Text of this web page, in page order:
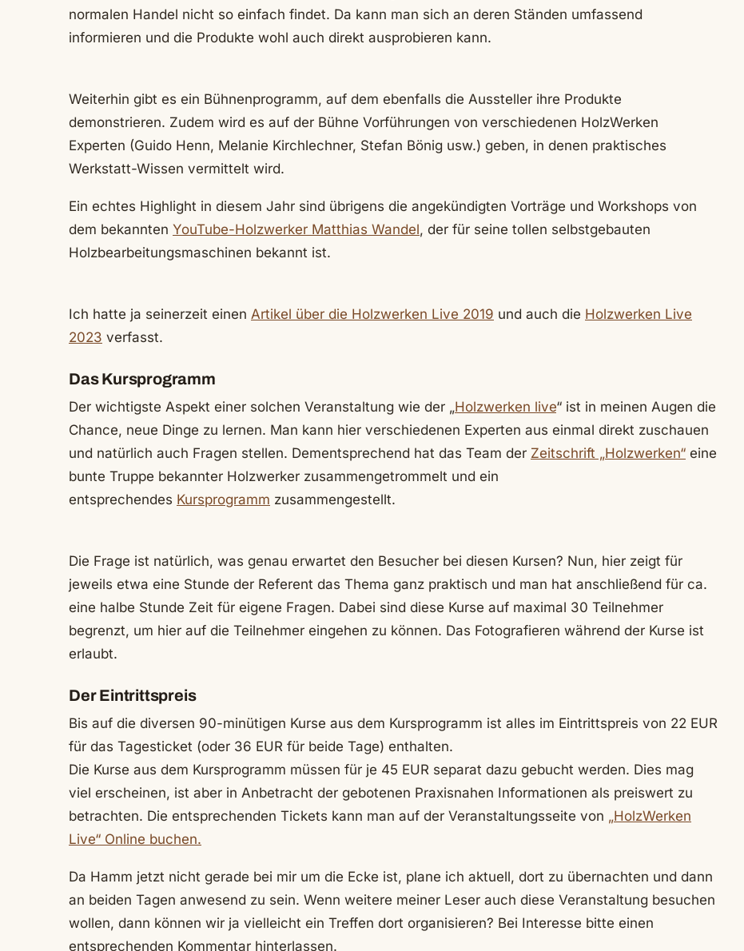
normalen Handel nicht so einfach findet. Da kann man sich an deren Ständen umfassend
informieren und die Produkte wohl auch direkt ausprobieren kann.
Weiterhin gibt es ein Bühnenprogramm, auf dem ebenfalls die Aussteller ihre Produkte
demonstrieren. Zudem wird es auf der Bühne Vorführungen von verschiedenen HolzWerken
Experten (Guido Henn, Melanie Kirchlechner, Stefan Bönig usw.) geben, in denen praktisches
Werkstatt-Wissen vermittelt wird.
Ein echtes Highlight in diesem Jahr sind übrigens die angekündigten Vorträge und Workshops von
dem bekannten YouTube-Holzwerker Matthias Wandel, der für seine tollen selbstgebauten
Holzbearbeitungsmaschinen bekannt ist.
Ich hatte ja seinerzeit einen Artikel über die Holzwerken Live 2019 und auch die Holzwerken Live
2023 verfasst.
Das Kursprogramm
Der wichtigste Aspekt einer solchen Veranstaltung wie der „Holzwerken live“ ist in meinen Augen die
Chance, neue Dinge zu lernen. Man kann hier verschiedenen Experten aus einmal direkt zuschauen
und natürlich auch Fragen stellen. Dementsprechend hat das Team der Zeitschrift „Holzwerken“ eine
bunte Truppe bekannter Holzwerker zusammengetrommelt und ein
entsprechendes Kursprogramm zusammengestellt.
Die Frage ist natürlich, was genau erwartet den Besucher bei diesen Kursen? Nun, hier zeigt für
jeweils etwa eine Stunde der Referent das Thema ganz praktisch und man hat anschließend für ca.
eine halbe Stunde Zeit für eigene Fragen. Dabei sind diese Kurse auf maximal 30 Teilnehmer
begrenzt, um hier auf die Teilnehmer eingehen zu können. Das Fotografieren während der Kurse ist
erlaubt.
Der Eintrittspreis
Bis auf die diversen 90-minütigen Kurse aus dem Kursprogramm ist alles im Eintrittspreis von 22 EUR
für das Tagesticket (oder 36 EUR für beide Tage) enthalten.
Die Kurse aus dem Kursprogramm müssen für je 45 EUR separat dazu gebucht werden. Dies mag
viel erscheinen, ist aber in Anbetracht der gebotenen Praxisnahen Informationen als preiswert zu
betrachten. Die entsprechenden Tickets kann man auf der Veranstaltungsseite von „HolzWerken
Live“ Online buchen.
Da Hamm jetzt nicht gerade bei mir um die Ecke ist, plane ich aktuell, dort zu übernachten und dann
an beiden Tagen anwesend zu sein. Wenn weitere meiner Leser auch diese Veranstaltung besuchen
wollen, dann können wir ja vielleicht ein Treffen dort organisieren? Bei Interesse bitte einen
entsprechenden Kommentar hinterlassen.